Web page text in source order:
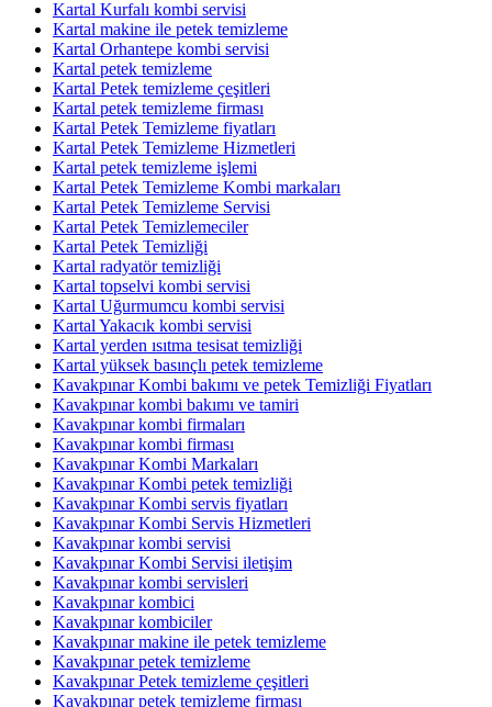
Kartal Kurfalı kombi servisi
Kartal makine ile petek temizleme
Kartal Orhantepe kombi servisi
Kartal petek temizleme
Kartal Petek temizleme çeşitleri
Kartal petek temizleme firması
Kartal Petek Temizleme fiyatları
Kartal Petek Temizleme Hizmetleri
Kartal petek temizleme işlemi
Kartal Petek Temizleme Kombi markaları
Kartal Petek Temizleme Servisi
Kartal Petek Temizlemeciler
Kartal Petek Temizliği
Kartal radyatör temizliği
Kartal topselvi kombi servisi
Kartal Uğurmumcu kombi servisi
Kartal Yakacık kombi servisi
Kartal yerden ısıtma tesisat temizliği
Kartal yüksek basınçlı petek temizleme
Kavakpınar Kombi bakımı ve petek Temizliği Fiyatları
Kavakpınar kombi bakımı ve tamiri
Kavakpınar kombi firmaları
Kavakpınar kombi firması
Kavakpınar Kombi Markaları
Kavakpınar Kombi petek temizliği
Kavakpınar Kombi servis fiyatları
Kavakpınar Kombi Servis Hizmetleri
Kavakpınar kombi servisi
Kavakpınar Kombi Servisi iletişim
Kavakpınar kombi servisleri
Kavakpınar kombici
Kavakpınar kombiciler
Kavakpınar makine ile petek temizleme
Kavakpınar petek temizleme
Kavakpınar Petek temizleme çeşitleri
Kavakpınar petek temizleme firması